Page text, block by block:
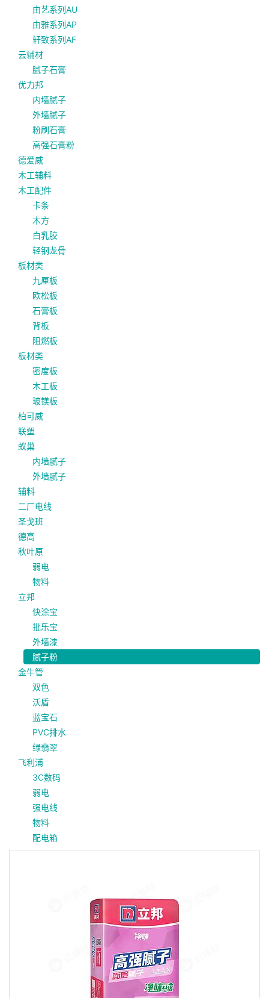
由艺系列AU
由雅系列AP
轩致系列AF
云辅材
腻子石膏
优力邦
内墙腻子
外墙腻子
粉刷石膏
高强石膏粉
德爱威
木工辅料
木工配件
卡条
木方
白乳胶
轻钢龙骨
板材类
九厘板
欧松板
石膏板
背板
阻燃板
板材类
密度板
木工板
玻镁板
柏可威
联塑
蚁巢
内墙腻子
外墙腻子
辅料
二厂电线
圣戈班
德高
秋叶原
弱电
物料
立邦
快涂宝
批乐宝
外墙漆
腻子粉
金牛管
双色
沃盾
蓝宝石
PVC排水
绿翡翠
飞利浦
3C数码
弱电
强电线
物料
配电箱